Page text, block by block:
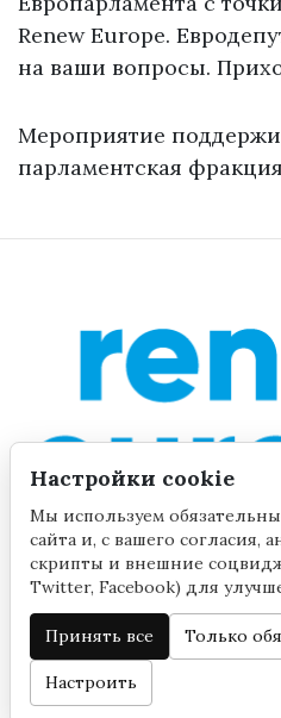
Renew Europe.
на ваши вопросы.
Мероприятие
парламентская
©2020 by Yana Toom
Настройки cookie
Мы используем
сайта и, с вашего согласия,
скрипты и внешние
Twitter, Facebook) для
Принять все Только
Настроить